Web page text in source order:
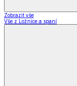
Zobrazit vše
Vše z Ložnice a spaní